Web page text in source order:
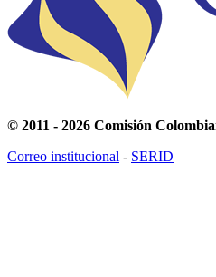
© 2011 - 2026 Comisión
Correo institucional - SERID